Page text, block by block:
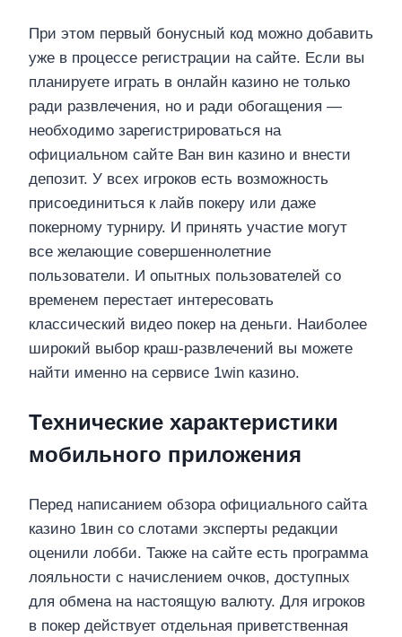
При этом первый бонусный код можно добавить
уже в процессе регистрации на сайте. Если вы
планируете играть в онлайн казино не только
ради развлечения, но и ради обогащения —
необходимо зарегистрироваться на
официальном сайте Ван вин казино и внести
депозит. У всех игроков есть возможность
присоединиться к лайв покеру или даже
покерному турниру. И принять участие могут
все желающие совершеннолетние
пользователи. И опытных пользователей со
временем перестает интересовать
классический видео покер на деньги. Наиболее
широкий выбор краш-развлечений вы можете
найти именно на сервисе 1win казино.
Технические характеристики
мобильного приложения
Перед написанием обзора официального сайта
казино 1вин со слотами эксперты редакции
оценили лобби. Также на сайте есть программа
лояльности с начислением очков, доступных
для обмена на настоящую валюту. Для игроков
в покер действует отдельная приветственная